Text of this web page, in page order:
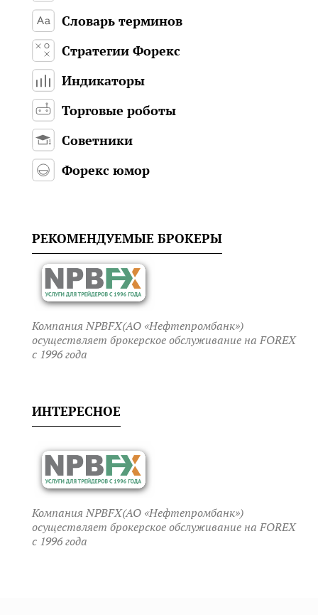
Словарь терминов
Стратегии Форекс
Индикаторы
Торговые роботы
Советники
Форекс юмор
РЕКОМЕНДУЕМЫЕ БРОКЕРЫ
Компания NPBFX(АО «Нефтепромбанк»)
осуществляет брокерское обслуживание на FOREX
c 1996 года
ИНТЕРЕСНОЕ
Компания NPBFX(АО «Нефтепромбанк»)
осуществляет брокерское обслуживание на FOREX
c 1996 года